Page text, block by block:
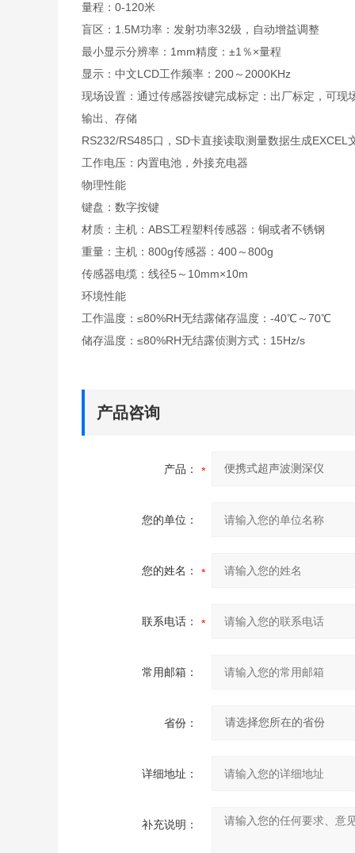
量程：0-120米
盲区：1.5M功率：发射功率32级，自动增益调整
最小显示分辨率：1mm精度：±1％×量程
显示：中文LCD工作频率：200～2000KHz
现场设置：通过传感器按键完成标定：出厂标定，可现
输出、存储
RS232/RS485口，SD卡直接读取测量数据生成EXCEL
工作电压：内置电池，外接充电器
物理性能
键盘：数字按键
材质：主机：ABS工程塑料传感器：铜或者不锈钢
重量：主机：800g传感器：400～800g
传感器电缆：线径5～10mm×10m
环境性能
工作温度：≤80%RH无结露储存温度：-40℃～70℃
储存温度：≤80%RH无结露侦测方式：15Hz/s
产品咨询
产品：
您的单位：
您的姓名：
联系电话：
常用邮箱：
省份：
详细地址：
补充说明：